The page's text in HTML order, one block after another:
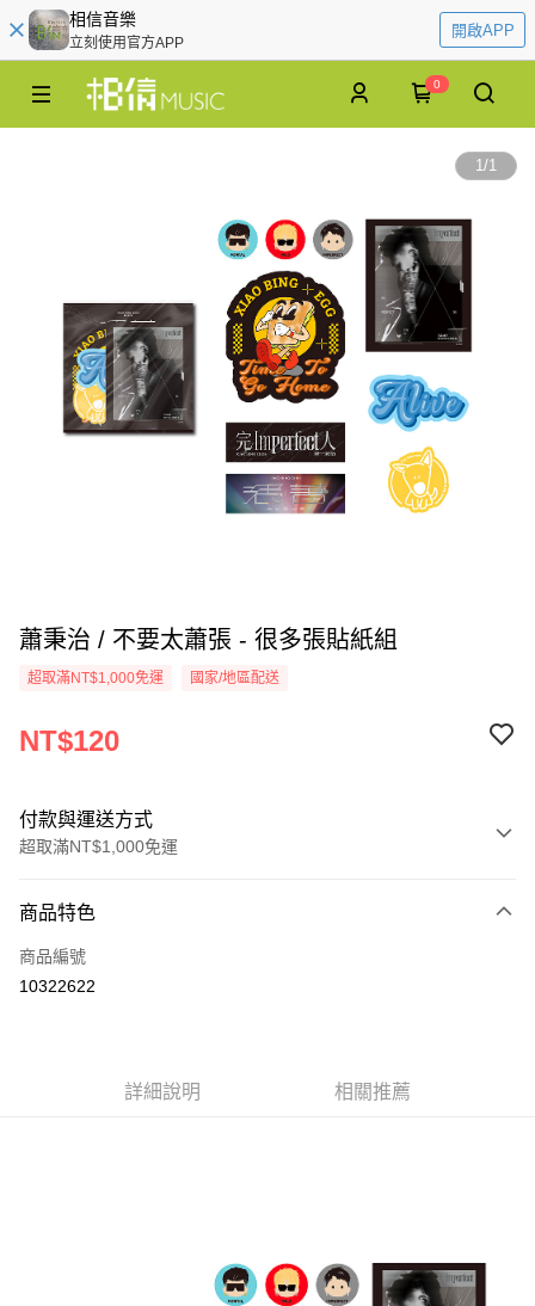
相信音樂
立刻使用官方APP
開啟APP
0
1/1
蕭秉治 / 不要太蕭張 - 很多張貼紙組
超取滿NT$1,000免運 國家/地區配送
NT$120
付款與運送方式
超取滿NT$1,000免運
信用卡一次付款
超商取貨付款
商品特色
商品編號
10322622
詳細說明 相關推薦